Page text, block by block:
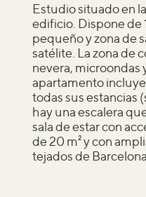
Estudio situado en
edificio. Dispone de
pequeño y zona de
satélite. La zona de
nevera, microondas
apartamento
todas sus estancias
hay una escalera
sala de estar con
de 20 m² y con
tejados de Barcelona.